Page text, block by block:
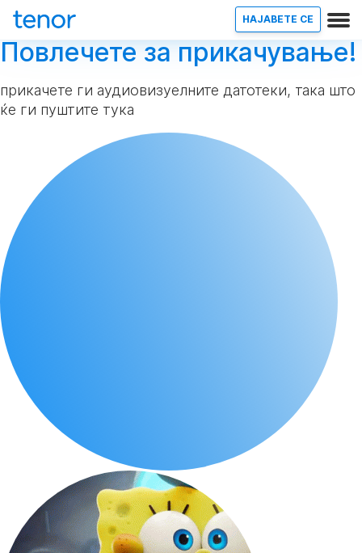
НАЈАВETE СЕ
Повлечете за прикачување!
прикачете ги аудиовизуелните датотеки, така што
ќе ги пуштите тука